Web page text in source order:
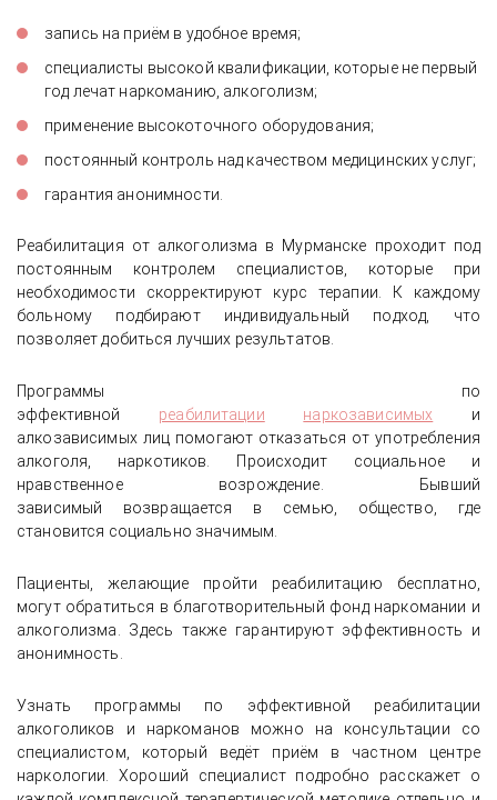
запись на приём в удобное время;
специалисты высокой квалификации, которые не первый
год лечат наркоманию, алкоголизм;
применение высокоточного оборудования;
постоянный контроль над качеством медицинских услуг;
гарантия анонимности.
Реабилитация от алкоголизма в Мурманске проходит под
постоянным контролем специалистов, которые при
необходимости скорректируют курс терапии. К каждому
больному подбирают индивидуальный подход, что
позволяет добиться лучших результатов.
Программы по
эффективной реабилитации наркозависимых и
алкозависимых лиц помогают отказаться от употребления
алкоголя, наркотиков. Происходит социальное и
нравственное возрождение. Бывший
зависимый возвращается в семью, общество, где
становится социально значимым.
Пациенты, желающие пройти реабилитацию бесплатно,
могут обратиться в благотворительный фонд наркомании и
алкоголизма. Здесь также гарантируют эффективность и
анонимность.
Узнать программы по эффективной реабилитации
алкоголиков и наркоманов можно на консультации со
специалистом, который ведёт приём в частном центре
наркологии. Хороший специалист подробно расскажет о